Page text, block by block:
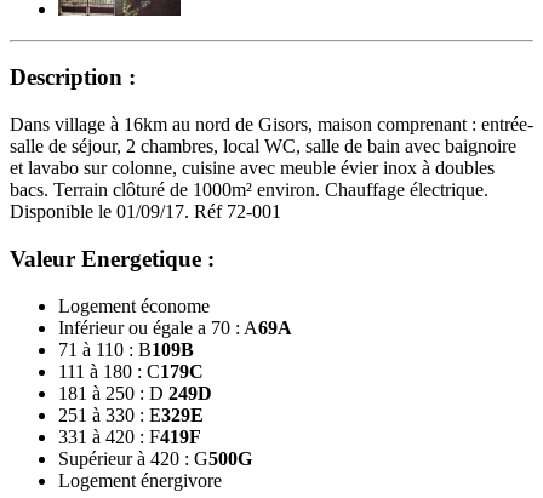
Description :
Dans village à 16km au nord de Gisors, maison comprenant : entrée-
salle de séjour, 2 chambres, local WC, salle de bain avec baignoire
et lavabo sur colonne, cuisine avec meuble évier inox à doubles
bacs. Terrain clôturé de 1000m² environ. Chauffage électrique.
Disponible le 01/09/17. Réf 72-001
Valeur Energetique :
Logement économe
Inférieur ou égale a 70 : A69A
71 à 110 : B109B
111 à 180 : C179C
181 à 250 : D 249D
251 à 330 : E329E
331 à 420 : F419F
Supérieur à 420 : G500G
Logement énergivore